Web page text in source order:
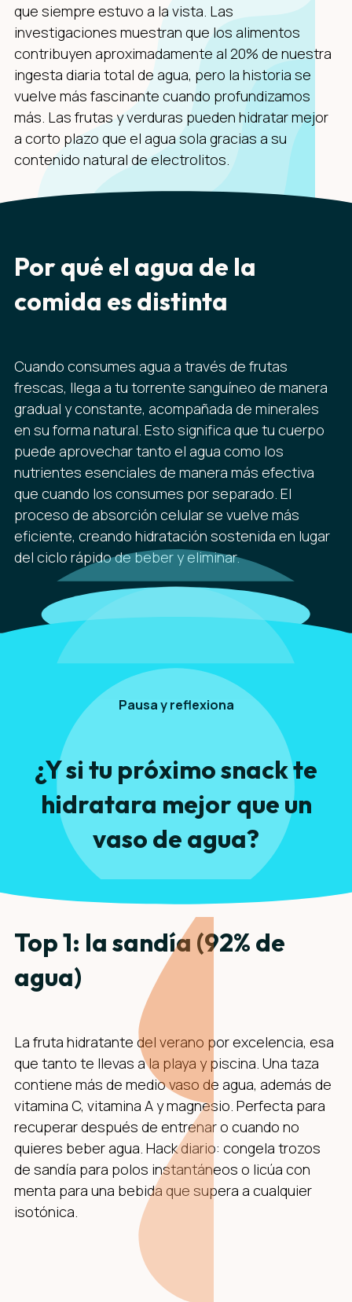
que siempre estuvo a la vista. Las
investigaciones muestran que los alimentos
contribuyen aproximadamente al 20% de nuestra
ingesta diaria total de agua, pero la historia se
vuelve más fascinante cuando profundizamos
más. Las frutas y verduras pueden hidratar mejor
a corto plazo que el agua sola gracias a su
contenido natural de electrolitos.
Por qué el agua de la
comida es distinta
Cuando consumes agua a través de frutas
frescas, llega a tu torrente sanguíneo de manera
gradual y constante, acompañada de minerales
en su forma natural. Esto significa que tu cuerpo
puede aprovechar tanto el agua como los
nutrientes esenciales de manera más efectiva
que cuando los consumes por separado. El
proceso de absorción celular se vuelve más
eficiente, creando hidratación sostenida en lugar
del ciclo rápido de beber y eliminar.
Pausa y reflexiona
¿Y si tu próximo snack te
hidratara mejor que un
vaso de agua?
Top 1: la sandía (92% de
agua)
La fruta hidratante del verano por excelencia, esa
que tanto te llevas a la playa y piscina. Una taza
contiene más de medio vaso de agua, además de
vitamina C, vitamina A y magnesio. Perfecta para
recuperar después de entrenar o cuando no
quieres beber agua. Hack diario: congela trozos
de sandía para polos instantáneos o licúa con
menta para una bebida que supera a cualquier
isotónica.